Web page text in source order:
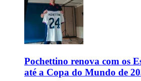
Pochettino renova com os
até a Copa do Mundo de